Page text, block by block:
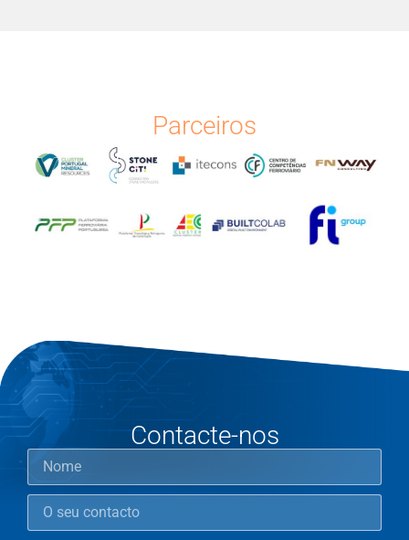
Parceiros
Contacte-nos